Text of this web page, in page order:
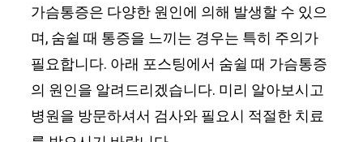
가슴통증은 다양한 원인에 의해 발생할 수 있으
며, 숨쉴 때 통증을 느끼는 경우는 특히 주의가
필요합니다. 아래 포스팅에서 숨쉴 때 가슴통증
의 원인을 알려드리겠습니다. 미리 알아보시고
병원을 방문하셔서 검사와 필요시 적절한 치료